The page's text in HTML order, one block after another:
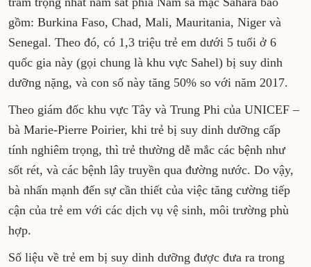
gồm: Burkina Faso, Chad, Mali, Mauritania, Niger và
Senegal. Theo đó, có 1,3 triệu trẻ em dưới 5 tuổi ở 6
quốc gia này (gọi chung là khu vực Sahel) bị suy dinh
dưỡng nặng, và con số này tăng 50% so với năm 2017.
Theo giám đốc khu vực Tây và Trung Phi của UNICEF –
bà Marie-Pierre Poirier, khi trẻ bị suy dinh dưỡng cấp
tính nghiêm trọng, thì trẻ thường dễ mắc các bệnh như
sốt rét, và các bệnh lây truyền qua đường nước. Do vậy,
bà nhấn mạnh đến sự cần thiết của việc tăng cường tiếp
cận của trẻ em với các dịch vụ vệ sinh, môi trường phù
hợp.
Số liệu về trẻ em bị suy dinh dưỡng được đưa ra trong